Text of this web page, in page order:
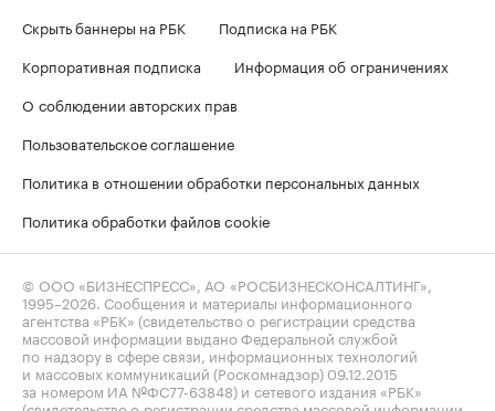
Скрыть баннеры на РБК
Подписка на РБК
Корпоративная подписка
Информация об ограничениях
О соблюдении авторских прав
Пользовательское соглашение
Политика в отношении обработки персональных данных
Политика обработки файлов cookie
© ООО «БИЗНЕСПРЕСС», АО «РОСБИЗНЕСКОНСАЛТИНГ»,
1995–2026 . Сообщения и материалы информационного
агентства «РБК» (свидетельство о регистрации средства
массовой информации выдано Федеральной службой
по надзору в сфере связи, информационных технологий
и массовых коммуникаций (Роскомнадзор) 09.12.2015
за номером ИА №ФС77-63848) и сетевого издания «РБК»